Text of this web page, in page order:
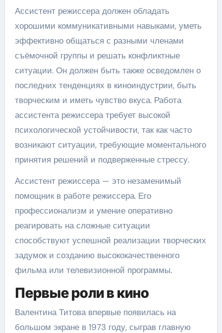
Ассистент режиссера должен обладать
хорошими коммуникативными навыками, уметь
эффективно общаться с разными членами
съёмочной группы и решать конфликтные
ситуации. Он должен быть также осведомлен о
последних тенденциях в киноиндустрии, быть
творческим и иметь чувство вкуса. Работа
ассистента режиссера требует высокой
психологической устойчивости, так как часто
возникают ситуации, требующие моментального
принятия решений и подверженные стрессу.
Ассистент режиссера — это незаменимый
помощник в работе режиссера. Его
профессионализм и умение оперативно
реагировать на сложные ситуации
способствуют успешной реализации творческих
задумок и созданию высококачественного
фильма или телевизионной программы.
Первые роли в кино
Валентина Титова впервые появилась на
большом экране в 1973 году, сыграв главную